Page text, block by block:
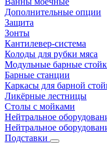
Дополнительные опции
Защита
Зонты
Кантилевер-система
Колоды для рубки мяса
Модульные барные
Барные станции
Каркасы для барной
Ликёрные лестницы
Столы с мойками
Нейтральное
Нейтральное
Подставки